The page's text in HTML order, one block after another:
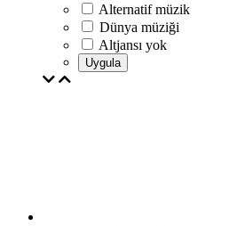
Alternatif müzik
Dünya müziği
Altjansı yok
Uygula